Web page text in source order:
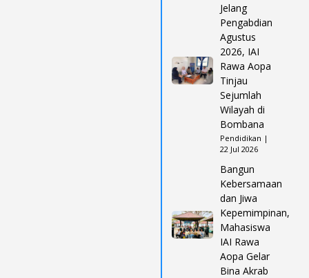
Jelang
Pengabdian
Agustus
2026, IAI
Rawa Aopa
Tinjau
Sejumlah
Wilayah di
Bombana
Pendidikan |
22 Jul 2026
Bangun
Kebersamaan
dan Jiwa
Kepemimpinan,
Mahasiswa
IAI Rawa
Aopa Gelar
Bina Akrab